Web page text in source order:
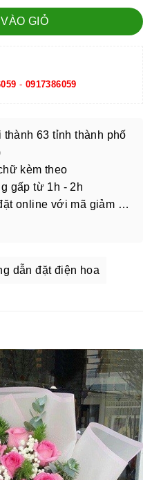
GIỎ
- 0917386059
63 tỉnh thành phố
kèm theo
gấp từ 1h - 2h
Giảm cho khách hàng đặt online với mã giảm giá
dẫn đặt điện hoa